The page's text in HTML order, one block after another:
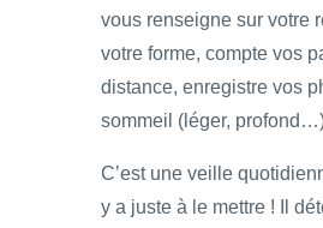
vous renseigne sur votre
votre forme, compte vos
distance, enregistre vos
sommeil (léger,
C’est une veille
y a juste à le mettre ! Il